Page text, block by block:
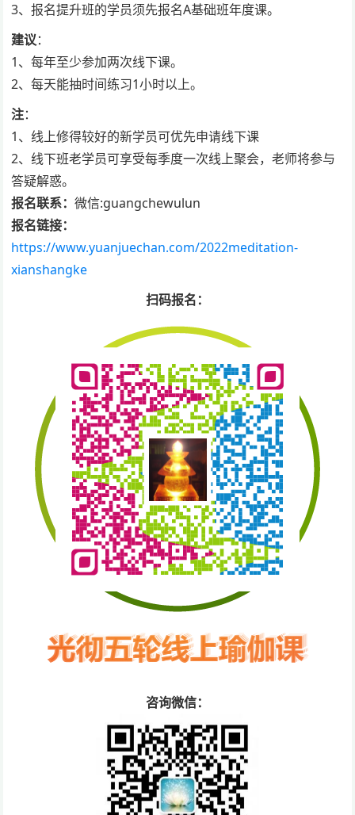
3、报名提升班的学员须先报名A基础班年度课。
建议：
1、每年至少参加两次线下课。
2、每天能抽时间练习1小时以上。
注：
1、线上修得较好的新学员可优先申请线下课
2、线下班老学员可享受每季度一次线上聚会，老师将参与
答疑解惑。
报名联系：微信:guangchewulun
报名链接：
https://www.yuanjuechan.com/2022meditation-
xianshangke
扫码报名：
咨询微信：